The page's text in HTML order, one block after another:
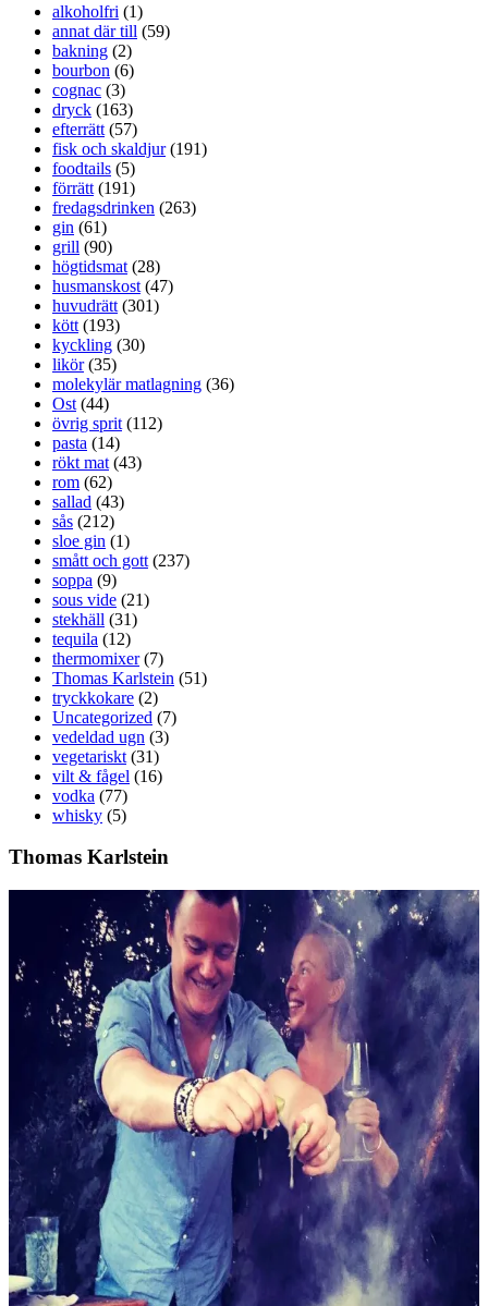
alkoholfri (1)
annat där till (59)
bakning (2)
bourbon (6)
cognac (3)
dryck (163)
efterrätt (57)
fisk och skaldjur(191)
foodtails (5)
förrätt (191)
fredagsdrinken (263)
gin (61)
grill (90)
högtidsmat (28)
husmanskost (47)
huvudrätt (301)
kött (193)
kyckling (30)
likör(35)
molekylär matlagning (36)
Ost (44)
övrig sprit (112)
pasta (14)
rökt mat (43)
rom (62)
sallad (43)
sås (212)
sloe gin (1)
smått och gott (237)
soppa (9)
sous vide (21)
stekhäll (31)
tequila (12)
thermomixer(7)
Thomas Karlstein (51)
tryckkokare (2)
Uncategorized (7)
vedeldad ugn (3)
vegetariskt (31)
vilt & fågel (16)
vodka (77)
whisky (5)
Thomas Karlstein